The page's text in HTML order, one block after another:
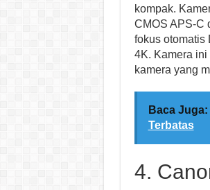
kompak.
CMOS APS-C
fokus otomatis
4K. Kamera
kamera yang
Baca Juga:
Terbatas
4.